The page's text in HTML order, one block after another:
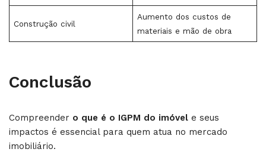
Construção civil
Aumento dos custos de
materiais e mão de obra
Conclusão
Compreender o que é o IGPM do imóvel e seus
impactos é essencial para quem atua no mercado
imobiliário.